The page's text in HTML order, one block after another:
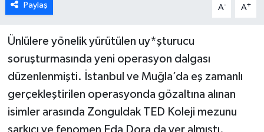
Paylaş A- A+
Ünlülere yönelik yürütülen uy*şturucu
soruşturmasında yeni operasyon dalgası
düzenlenmişti. İstanbul ve Muğla’da eş zamanlı
gerçekleştirilen operasyonda gözaltına alınan
isimler arasında Zonguldak TED Koleji mezunu